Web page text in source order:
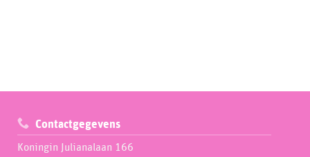
Contactgegevens
Koningin Julianalaan 166